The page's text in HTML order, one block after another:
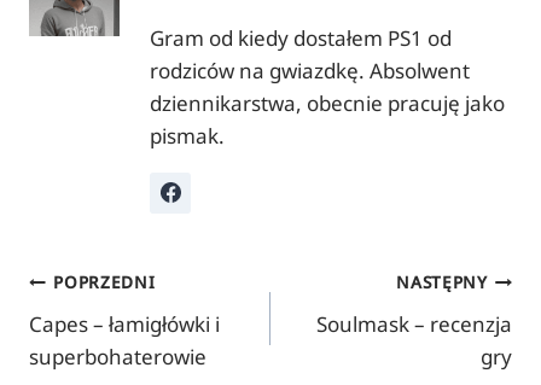
Gram od kiedy dostałem PS1 od
rodziców na gwiazdkę. Absolwent
dziennikarstwa, obecnie pracuję jako
pismak.
Nawigacja
wpisu
POPRZEDNI
Capes – łamigłówki i
superbohaterowie
NASTĘPNY
Soulmask – recenzja
gry